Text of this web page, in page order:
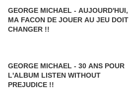
GEORGE MICHAEL - AUJOURD'HUI,
MA FACON DE JOUER AU JEU DOIT
CHANGER !!
GEORGE MICHAEL - 30 ANS POUR
L'ALBUM LISTEN WITHOUT
PREJUDICE !!